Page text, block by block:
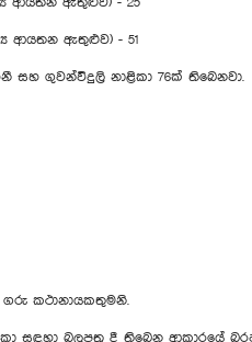
ඇතුළුව) - 51
නාළිකා 76ක් තිබෙනවා.
කථානායකතුමනි.
දී තිබෙන ආකාරයේ